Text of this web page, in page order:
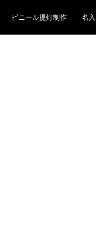
ビニール提灯制作 名